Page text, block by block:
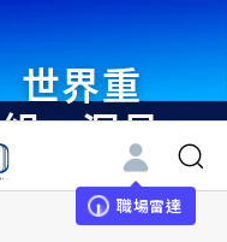
世界重
組・洞見
未來 與
世界領袖
職場雷達